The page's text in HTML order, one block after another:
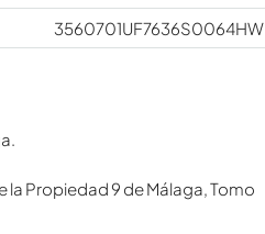
3560701UF7636S0064HW
la Propiedad 9 de Málaga, Tomo